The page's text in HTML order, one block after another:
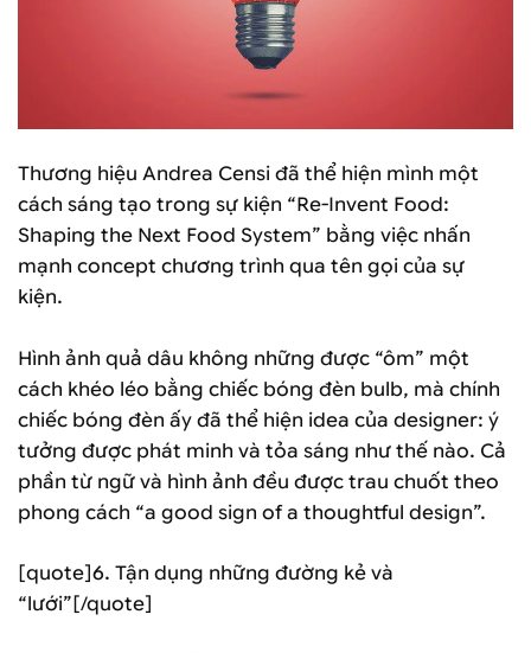
Thương hiệu Andrea Censi đã thể hiện mình một
cách sáng tạo trong sự kiện “Re-Invent Food:
Shaping the Next Food System” bằng việc nhấn
mạnh concept chương trình qua tên gọi của sự
kiện.
Hình ảnh quả dâu không những được “ôm” một
cách khéo léo bằng chiếc bóng đèn bulb, mà chính
chiếc bóng đèn ấy đã thể hiện idea của designer: ý
tưởng được phát minh và tỏa sáng như thế nào. Cả
phần từ ngữ và hình ảnh đều được trau chuốt theo
phong cách “a good sign of a thoughtful design”.
[quote]6. Tận dụng những đường kẻ và
“lưới”[/quote]